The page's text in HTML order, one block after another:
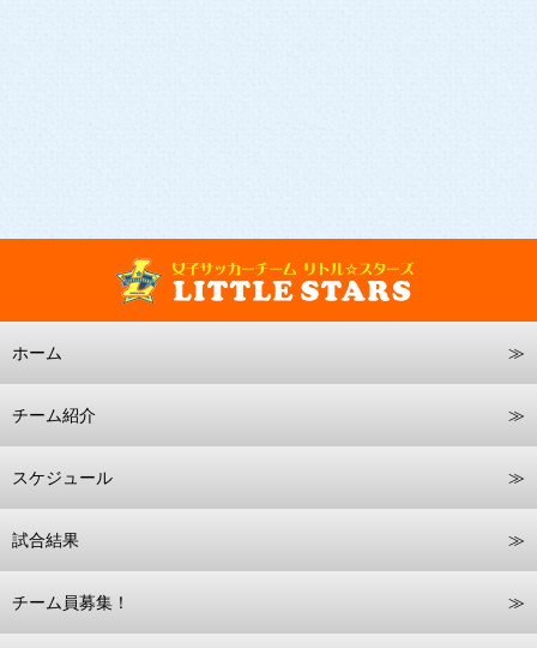
ホーム
チーム紹介
スケジュール
試合結果
チーム員募集！